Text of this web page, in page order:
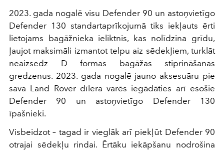
2023. gada nogalē visu Defender 90 un astoņvietīgo
Defender 130 standartaprīkojumā tiks iekļauts ērti
lietojams bagāžnieka ieliktnis, kas nolīdzina grīdu,
ļaujot maksimāli izmantot telpu aiz sēdekļiem, turklāt
neaizsedz D formas bagāžas stiprināšanas
gredzenus. 2023. gada nogalē jauno aksesuāru pie
sava Land Rover dīlera varēs iegādāties arī esošie
Defender 90 un astoņvietīgo Defender 130
īpašnieki.
Visbeidzot – tagad ir vieglāk arī piekļūt Defender 90
otrajai sēdekļu rindai. Ērtāku iekāpšanu nodrošina